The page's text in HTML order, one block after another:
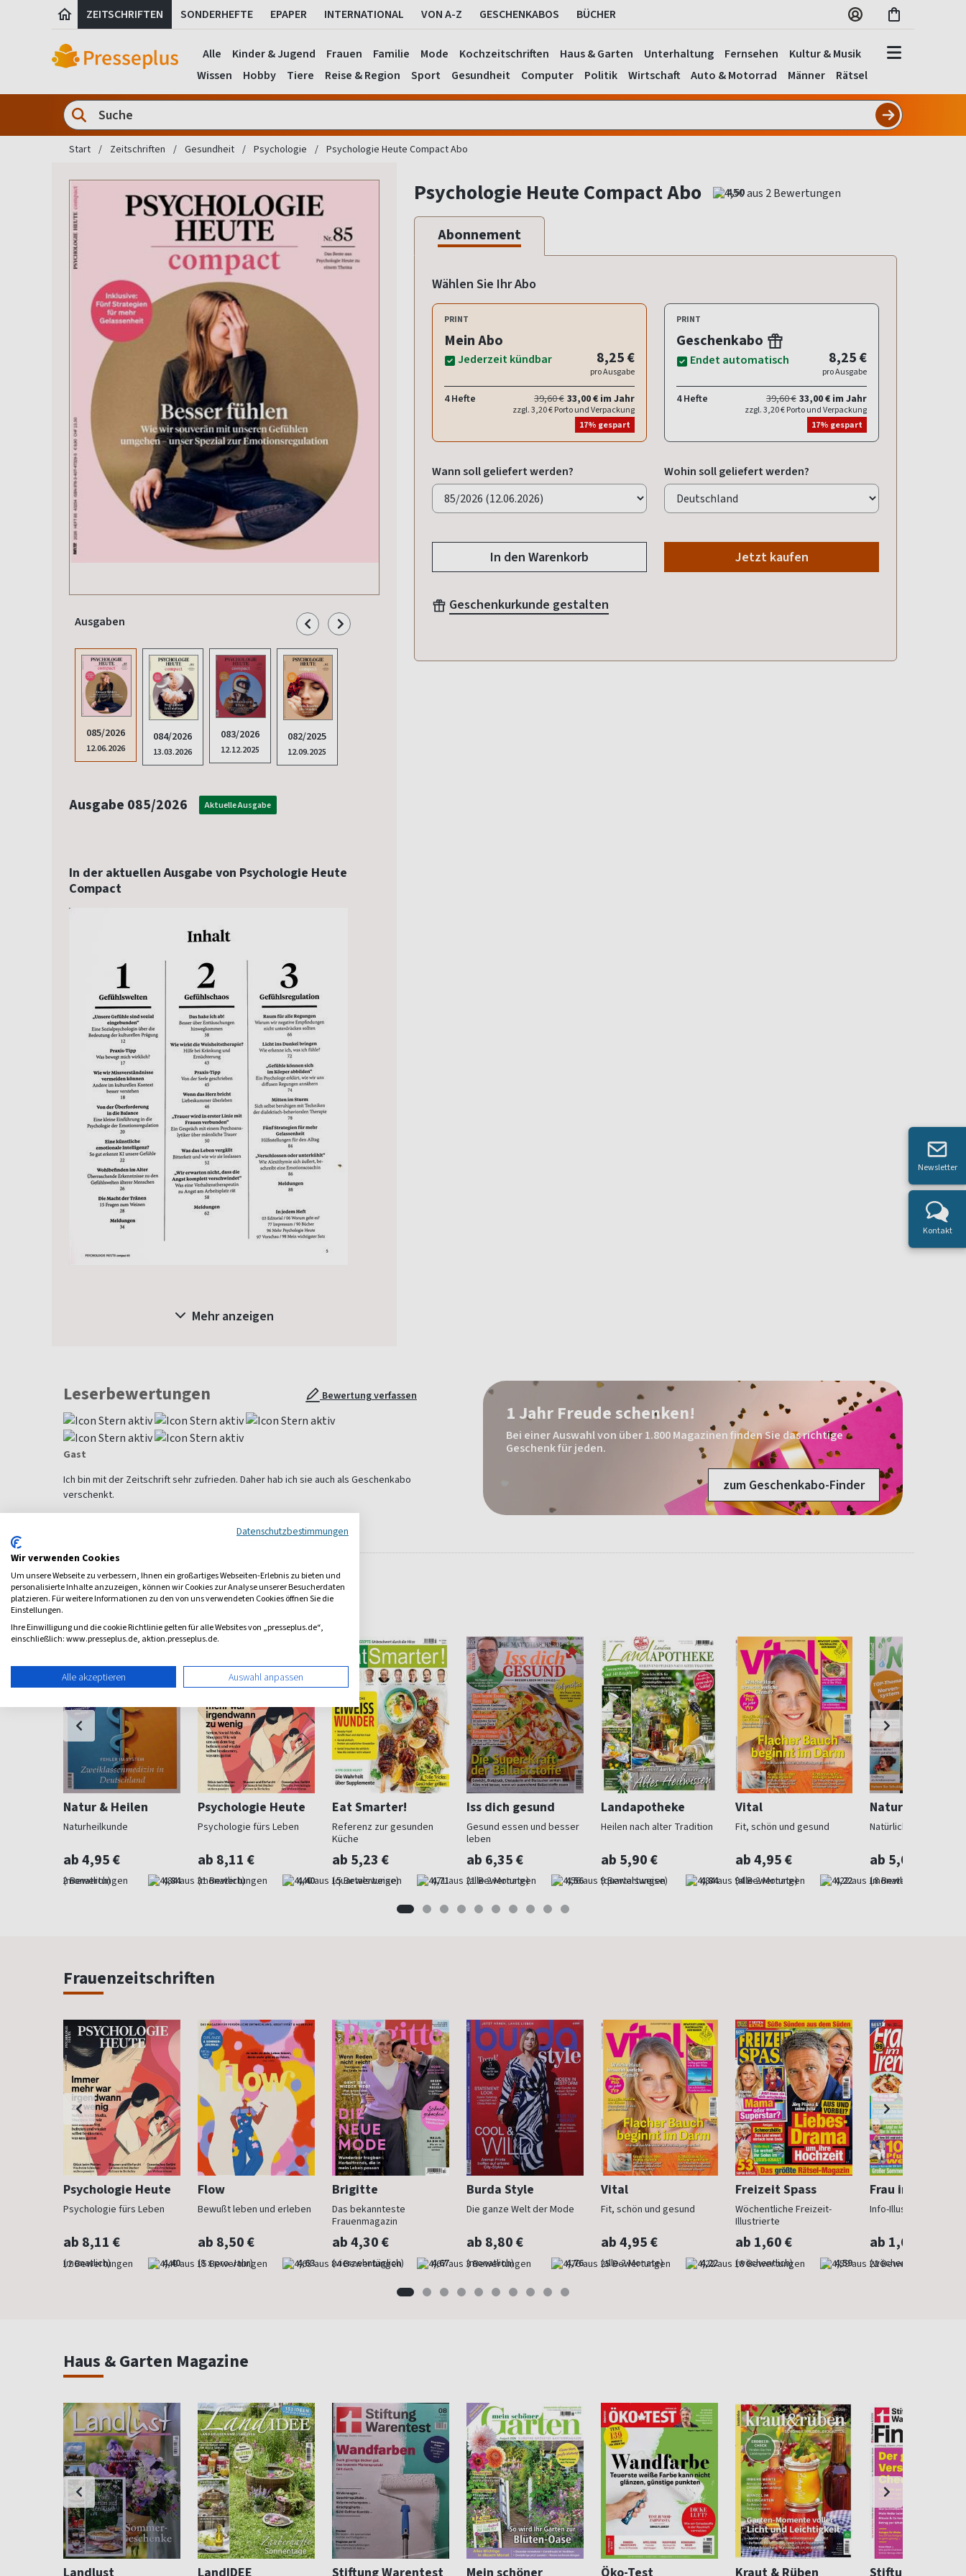
ZEITSCHRIFTEN SONDERHEFTE EPAPER INTERNATIONAL VON A-Z GESCHENKABOS BÜCHER
Alle Kinder & Jugend Frauen Familie Mode Kochzeitschriften Haus & Garten Unterhaltung Fernsehen
Kultur & Musik
Wissen
Hobby Tiere Reise & Region Sport Gesundheit Computer Politik Wirtschaft Auto & Motorrad Männer Rätsel
Start Zeitschriften Gesundheit Psychologie Psychologie Heute Compact Abo
Ausgaben
085/2026
12.06.2026
084/2026
13.03.2026
083/2026
12.12.2025
082/2025
12.09.2025
Ausgabe 085/2026 Aktuelle Ausgabe
In der aktuellen Ausgabe von Psychologie Heute
Compact
Mehr anzeigen
Psychologie Heute Compact Abo 4,50
Abonnement
Wählen Sie Ihr Abo
PRINT
Mein Abo
Jederzeit kündbar 8,25 €
pro Ausgabe
4 Hefte 39,60 € 33,00 € im Jahr
zzgl. 3,20 € Porto und Verpackung
17% gespart
PRINT
Geschenkabo
Endet automatisch 8,25 €
pro Ausgabe
4 Hefte 39,60 € 33,00 € im Jahr
zzgl. 3,20 € Porto und Verpackung
17% gespart
Wann soll geliefert werden? Wohin soll geliefert werden?
In den Warenkorb Jetzt kaufen
Geschenkurkunde gestalten
Leserbewertungen Bewertung verfassen
Gast
Ich bin mit der Zeitschrift sehr zufrieden. Daher hab ich sie auch als Geschenkabo
verschenkt.
1 Jahr Freude schenken!
Bei einer Auswahl von über 1.800 Magazinen finden Sie das richtige
Geschenk für jeden.
zum Geschenkabo-Finder
Weitere Gesundheit-Magazine
Natur & Heilen
Naturheilkunde
ab 4,95 €
(monatlich) 4,84
Psychologie Heute
Psychologie fürs Leben
ab 8,11 €
(monatlich) 4,40
Eat Smarter!
Referenz zur gesunden
Küche
ab 5,23 €
(quartalsweise) 4,71
Iss dich gesund
Gesund essen und besser
leben
ab 6,35 €
(alle 2 Monate) 4,56
Landapotheke
Heilen nach alter Tradition
ab 5,90 €
(quartalsweise) 4,84
Vital
Fit, schön und gesund
ab 4,95 €
(alle 2 Monate) 4,22
Naturarzt
Natürliche
ab 5,00 €
(monatlich)
Frauenzeitschriften
Psychologie Heute
Psychologie fürs Leben
ab 8,11 €
(monatlich) 4,40
Flow
Bewußt leben und erleben
ab 8,50 €
(8 x pro Jahr) 4,63
Brigitte
Das bekannteste
Frauenmagazin
ab 4,30 €
(vierzehntäglich) 4,67
Burda Style
Die ganze Welt der Mode
ab 8,80 €
(monatlich) 4,76
Vital
Fit, schön und gesund
ab 4,95 €
(alle 2 Monate) 4,22
Freizeit Spass
Wöchentliche Freizeit-
Illustrierte
ab 1,60 €
(wöchentlich) 4,59
Frau im Trend
Info-Illustrierte für
ab 1,60 €
(wöchentlich)
Haus & Garten Magazine
Newsletter
Kontakt
Datenschutzbestimmungen
Wir verwenden Cookies
Um unsere Webseite zu verbessern, Ihnen ein großartiges Webseiten-Erlebnis zu bieten und
personalisierte Inhalte anzuzeigen, können wir Cookies zur Analyse unserer Besucherdaten
platzieren. Für weitere Informationen zu den von uns verwendeten Cookies öffnen Sie die
Einstellungen.
Ihre Einwilligung und die cookie Richtlinie gelten für alle Websites von „presseplus.de“,
einschließlich: www.presseplus.de, aktion.presseplus.de.
Alle akzeptieren Auswahl anpassen